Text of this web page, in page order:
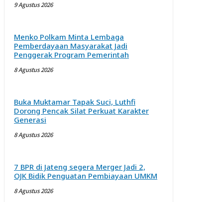
9 Agustus 2026
Menko Polkam Minta Lembaga
Pemberdayaan Masyarakat Jadi
Penggerak Program Pemerintah
8 Agustus 2026
Buka Muktamar Tapak Suci, Luthfi
Dorong Pencak Silat Perkuat Karakter
Generasi
8 Agustus 2026
7 BPR di Jateng segera Merger Jadi 2,
OJK Bidik Penguatan Pembiayaan UMKM
8 Agustus 2026